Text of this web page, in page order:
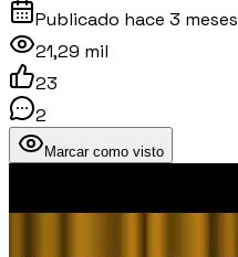
Publicado hace 3 meses
21,29 mil
23
2
Marcar como visto